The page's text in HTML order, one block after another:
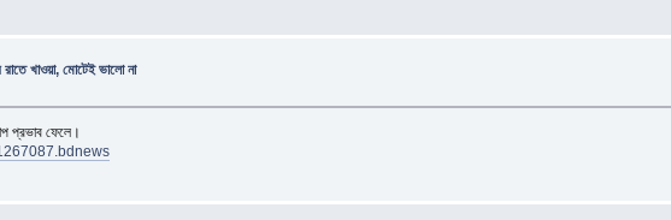
রাতে খাওয়া, মোটেই ভালো না
প্রভাব ফেলে।